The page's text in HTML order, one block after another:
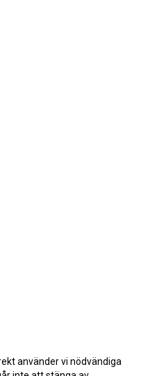
använder vi nödvändiga